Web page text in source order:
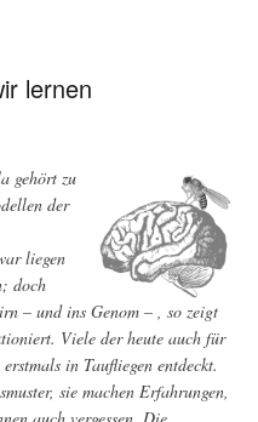
lernen
gehört zu
der
liegen
doch
– und ins Genom – , so zeigt
Viele der heute auch für
in Taufliegen entdeckt.
sie machen Erfahrungen,